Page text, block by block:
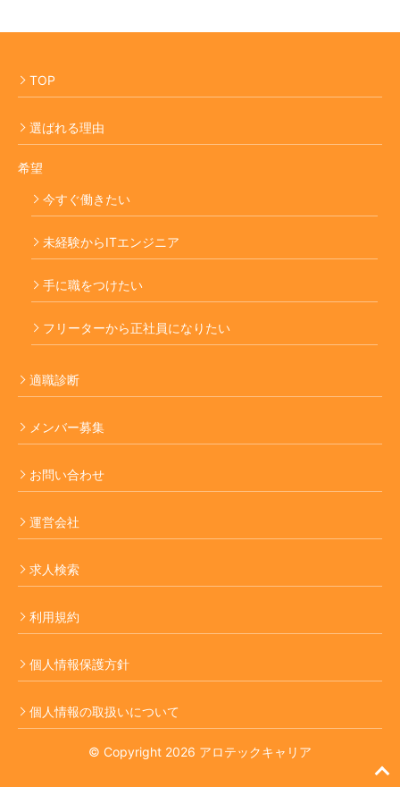
TOP
選ばれる理由
希望
今すぐ働きたい
未経験からITエンジニア
手に職をつけたい
フリーターから正社員になりたい
適職診断
メンバー募集
お問い合わせ
運営会社
求人検索
利用規約
個人情報保護方針
個人情報の取扱いについて
© Copyright 2026 アロテックキャリア